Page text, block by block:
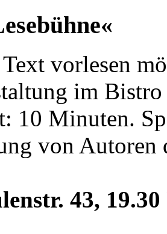
vorlesen
im
10 Minuten.
von Autoren
43,